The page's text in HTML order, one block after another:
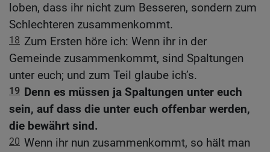
loben, dass ihr nicht zum Besseren, sondern zum
Schlechteren zusammenkommt.
18 Zum Ersten höre ich: Wenn ihr in der
Gemeinde zusammenkommt, sind Spaltungen
unter euch; und zum Teil glaube ich’s.
19 Denn es müssen ja Spaltungen unter euch
sein, auf dass die unter euch offenbar werden,
die bewährt sind.
20 Wenn ihr nun zusammenkommt, so hält man